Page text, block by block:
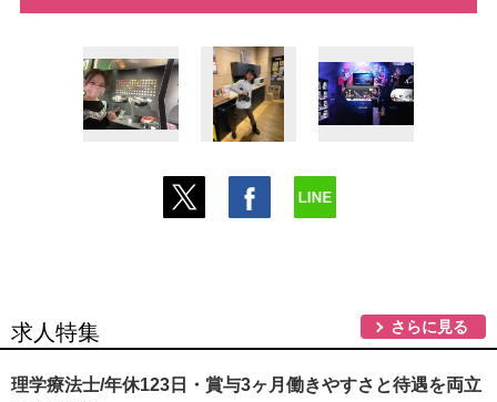
求人特集 さらに見る
理学療法士/年休123日・賞与3ヶ月働きやすさと待遇を両立